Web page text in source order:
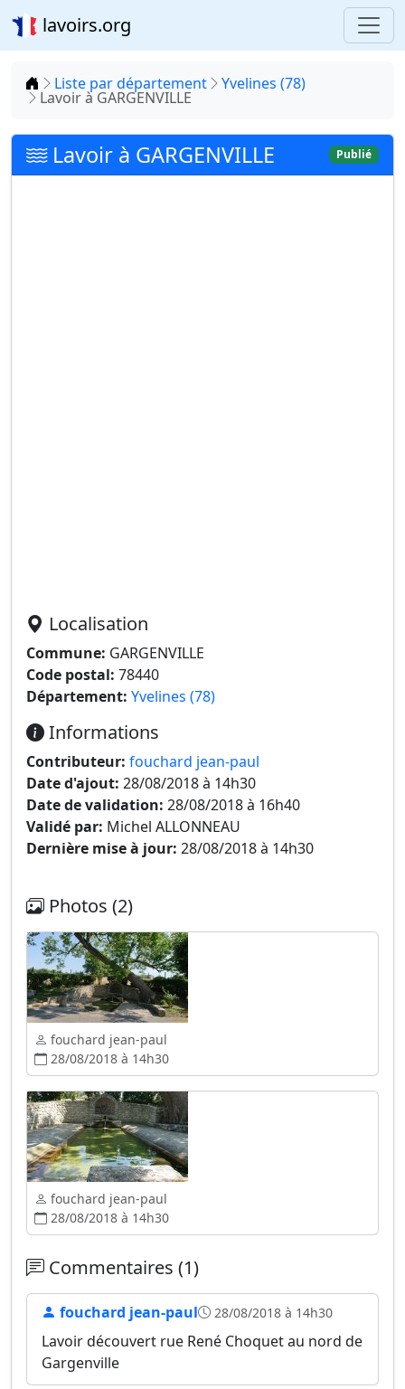
lavoirs.org
Accueil
Liste par département Yvelines (78)
Lavoir à GARGENVILLE
Lavoir à GARGENVILLE Publié
Localisation
Commune: GARGENVILLE
Code postal: 78440
Département: Yvelines (78)
Informations
Contributeur: fouchard jean-paul
Date d'ajout: 28/08/2018 à 14h30
Date de validation: 28/08/2018 à 16h40
Validé par: Michel ALLONNEAU
Dernière mise à jour: 28/08/2018 à 14h30
Photos (2)
fouchard jean-paul
28/08/2018 à 14h30
fouchard jean-paul
28/08/2018 à 14h30
Commentaires (1)
fouchard jean-paul 28/08/2018 à 14h30
Lavoir découvert rue René Choquet au nord de
Gargenville